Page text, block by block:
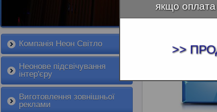
Компанія Неон Світло
Неонове підсвічування
інтер'єру
Виготовлення зовнішньої
реклами
ПРАЙС
якщо
>>